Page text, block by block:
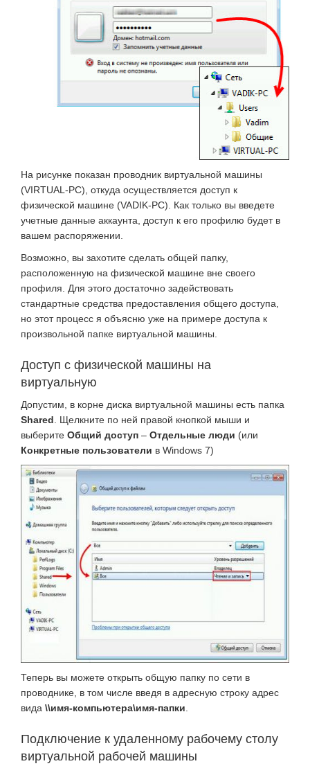
На рисунке показан проводник виртуальной машины
(VIRTUAL-PC), откуда осуществляется доступ к
физической машине (VADIK-PC). Как только вы введете
учетные данные аккаунта, доступ к его профилю будет в
вашем распоряжении.
Возможно, вы захотите сделать общей папку,
расположенную на физической машине вне своего
профиля. Для этого достаточно задействовать
стандартные средства предоставления общего доступа,
но этот процесс я объясню уже на примере доступа к
произвольной папке виртуальной машины.
Доступ с физической машины на
виртуальную
Допустим, в корне диска виртуальной машины есть папка
Shared . Щелкните по ней правой кнопкой мыши и
выберите Общий доступ – Отдельные люди (или
Конкретные пользователи в Windows 7)
Теперь вы можете открыть общую папку по сети в
проводнике, в том числе введя в адресную строку адрес
вида \\имя-компьютера\имя-папки
Подключение к удаленному рабочему столу
виртуальной рабочей машины